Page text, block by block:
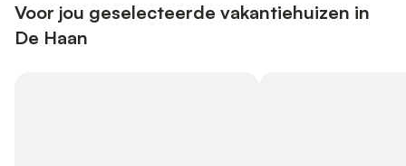
Voor jou geselecteerde vakantiehuizen in
De Haan